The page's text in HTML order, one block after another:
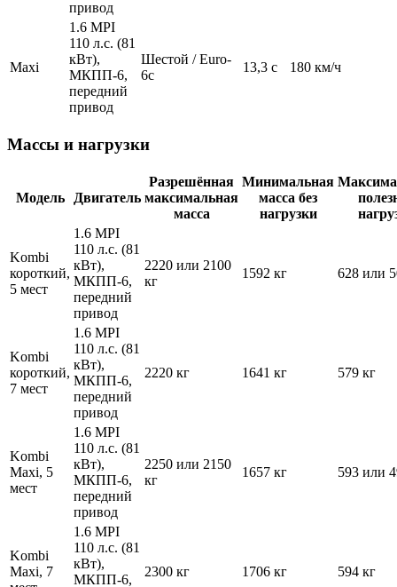
привод
Maxi
1.6 MPI
110 л.с. (81
кВт),
МКПП-6,
передний
привод
Шестой / Euro-
6c
13,3 c 180 км/ч
Массы и нагрузки
Модель Двигатель
Разрешённая
максимальная
масса
Минимальная
масса без
нагрузки
Kombi
короткий,
5 мест
1.6 MPI
110 л.с. (81
кВт),
МКПП-6,
передний
привод
2220 или 2100
кг
1592 кг 628 или
Kombi
короткий,
7 мест
1.6 MPI
110 л.с. (81
кВт),
МКПП-6,
передний
привод
2220 кг 1641 кг 579 кг
Kombi
Maxi, 5
мест
1.6 MPI
110 л.с. (81
кВт),
МКПП-6,
передний
привод
2250 или 2150
кг
1657 кг 593 или
Kombi
Maxi, 7
1.6 MPI
110 л.с. (81
кВт),
МКПП-6,
2300 кг 1706 кг 594 кг